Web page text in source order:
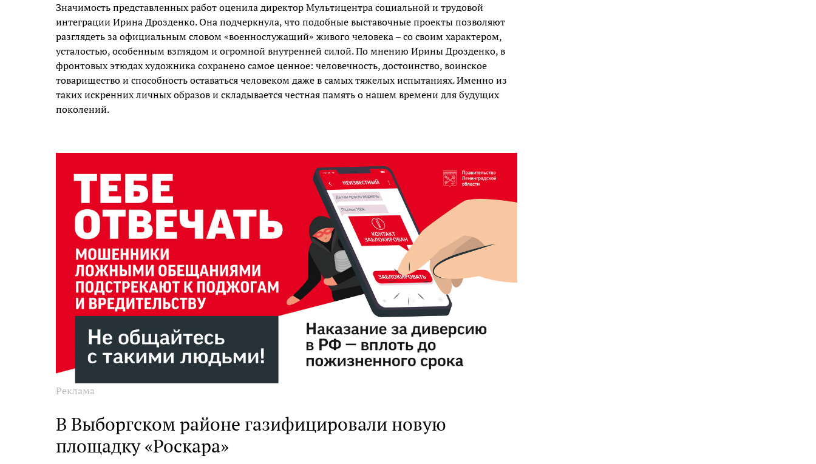
Значимость представленных работ оценила директор Мультицентра социальной и трудовой
интеграции Ирина Дрозденко. Она подчеркнула, что подобные выставочные проекты позволяют
разглядеть за официальным словом «военнослужащий» живого человека – со своим характером,
усталостью, особенным взглядом и огромной внутренней силой. По мнению Ирины Дрозденко, в
фронтовых этюдах художника сохранено самое ценное: человечность, достоинство, воинское
товарищество и способность оставаться человеком даже в самых тяжелых испытаниях. Именно из
таких искренних личных образов и складывается честная память о нашем времени для будущих
поколений.
Реклама
В Выборгском районе газифицировали новую
площадку «Роскара»